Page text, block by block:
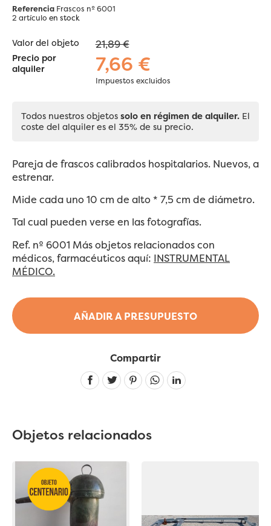
Referencia Frascos nº 6001
2 artículo en stock
AÑADIR A PRESUPUESTO
Valor del objeto 21,89 €
Precio por
alquiler
7,66 €
Impuestos excluidos
Todos nuestros objetos solo en régimen de alquiler. El
coste del alquiler es el 35% de su precio.
Pareja de frascos calibrados hospitalarios. Nuevos, a
estrenar.
Mide cada uno 10 cm de alto * 7,5 cm de diámetro.
Tal cual pueden verse en las fotografías.
Ref. nº 6001 Más objetos relacionados con
médicos, farmacéuticos aquí: INSTRUMENTAL
MÉDICO.
Compartir
Linkedin
Objetos relacionados